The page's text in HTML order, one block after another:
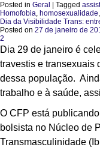
Posted in Geral Tagged
Homofobia, homosexualidade,
Dia da Visibilidade Trans:
Posted on 27 de janeiro de
2
Dia 29 de janeiro é
travestis e transexuais
dessa população.
trabalho e à saúde,
O CFP está
bolsista no Núcleo de
Transmasculinidade